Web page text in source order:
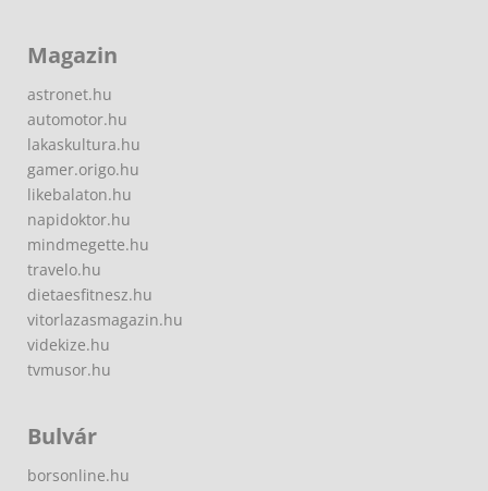
Magazin
astronet.hu
automotor.hu
lakaskultura.hu
gamer.origo.hu
likebalaton.hu
napidoktor.hu
mindmegette.hu
travelo.hu
dietaesfitnesz.hu
vitorlazasmagazin.hu
videkize.hu
tvmusor.hu
Bulvár
borsonline.hu